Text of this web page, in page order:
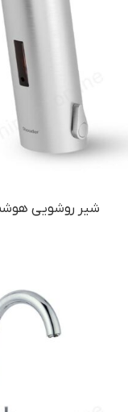
شیر روشویی